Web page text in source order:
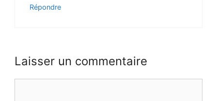
Répondre
Laisser un commentaire